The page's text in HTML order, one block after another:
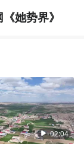
她势界》
02:04